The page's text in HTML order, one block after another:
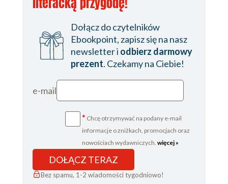
Dołącz do czytelników
Ebookpoint, zapisz się na nasz
newsletter i odbierz darmowy
prezent. Czekamy na Ciebie!
e-mail
* Chcę otrzymywać na podany e-mail
informacje o zniżkach, promocjach oraz
nowościach wydawniczych. więcej »
DOŁĄCZ TERAZ
Bez spamu, 1-2 wiadomości tygodniowo!